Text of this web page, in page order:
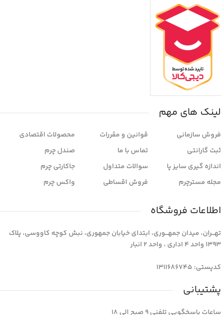
لینک های مهم
فروش سازمانی
ثبت گارانتی
اندازه گیری سایز پا
مجله مسترچرم
قوانین و مقررات
تماس با ما
سوالات متداول
فروش اقساطی
محصولات اقتصادی
صندل چرم
جاکارتی چرم
واکس چرم
اطلاعات فروشگاه
تهـــران، میدان جمهـــوری، ابتدای خیابان جمهوری، نبش کوچه کاووسی، پلاک
1393 واحد 4 اداری ، واحد 2 انبار
کدپستی: 1311686745
پشتیبانی
ساعات پاسخگویی تلفنی 9 صبح الی 18